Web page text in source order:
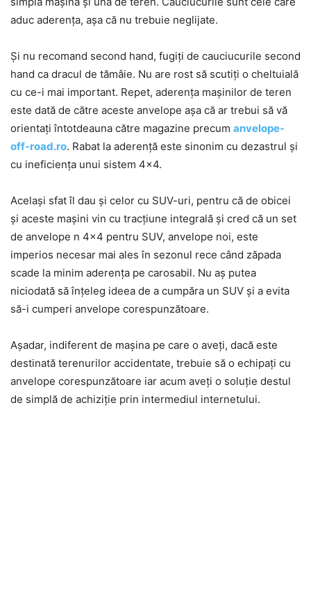
aduc aderența, așa că nu trebuie neglijate.
Și nu recomand second hand, fugiți de cauciucurile second
hand ca dracul de tămâie. Nu are rost să scutiți o cheltuială
cu ce-i mai important. Repet, aderența mașinilor de teren
este dată de către aceste anvelope așa că ar trebui să vă
orientați întotdeauna către magazine precum anvelope-
off-road.ro. Rabat la aderență este sinonim cu dezastrul și
cu ineficiența unui sistem 4×4.
Același sfat îl dau și celor cu SUV-uri, pentru că de obicei
și aceste mașini vin cu tracțiune integrală și cred că un set
de anvelope n 4×4 pentru SUV, anvelope noi, este
imperios necesar mai ales în sezonul rece când zăpada
scade la minim aderența pe carosabil. Nu aș putea
niciodată să înțeleg ideea de a cumpăra un SUV și a evita
să-i cumperi anvelope corespunzătoare.
Așadar, indiferent de mașina pe care o aveți, dacă este
destinată terenurilor accidentate, trebuie să o echipați cu
anvelope corespunzătoare iar acum aveți o soluție destul
de simplă de achiziție prin intermediul internetului.